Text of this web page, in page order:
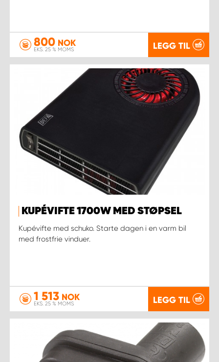
800 NOK
EKS. 25 % MOMS LEGG TIL
KUPÉVIFTE 1700W MED STØPSEL
Kupévifte med schuko. Starte dagen i en varm bil
med frostfrie vinduer.
1 513 NOK
EKS. 25 % MOMS LEGG TIL